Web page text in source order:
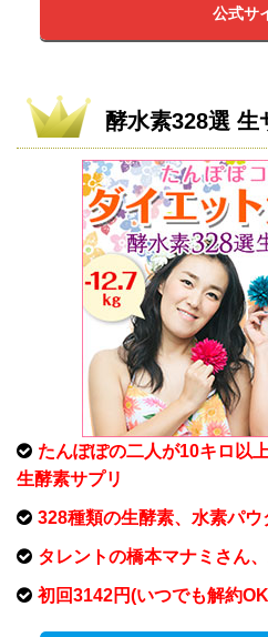
公式サ
酵水素328選 生
たんぽぽの二人が10キロ以
生酵素サプリ
328種類の生酵素、水素パ
タレントの橋本マナミさん
初回3142円(いつでも解約